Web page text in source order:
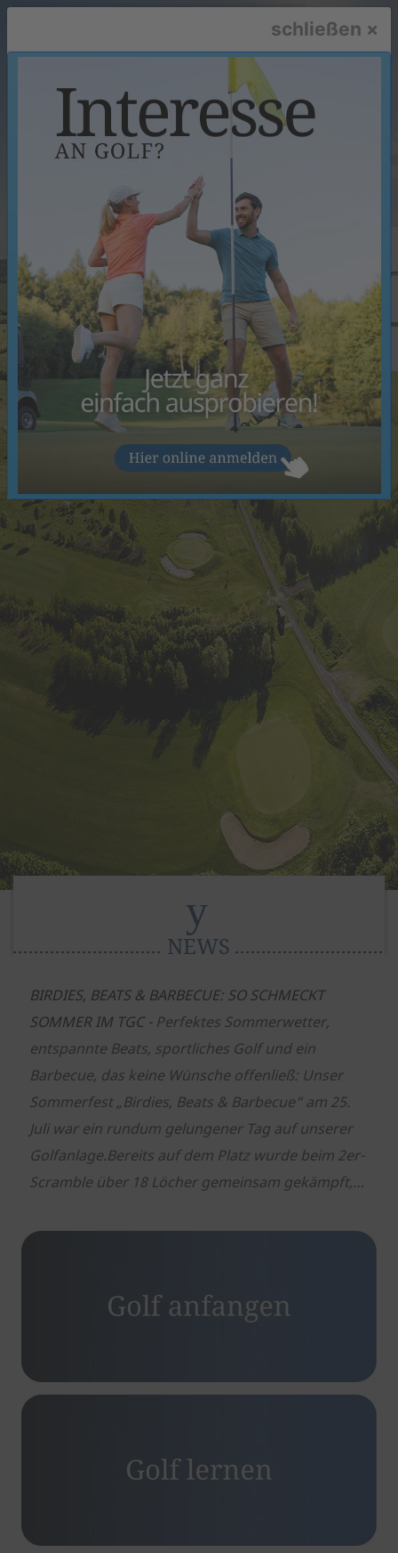
schließen ×
NEWS
BIRDIES, BEATS & BARBECUE: SO SCHMECKT
SOMMER IM TGC - Perfektes Sommerwetter,
entspannte Beats, sportliches Golf und ein
Barbecue, das keine Wünsche offenließ: Unser
Sommerfest „Birdies, Beats & Barbecue“ am 25.
Juli war ein rundum gelungener Tag auf unserer
Golfanlage.Bereits auf dem Platz wurde beim 2er-
Scramble über 18 Löcher gemeinsam gekämpft,…